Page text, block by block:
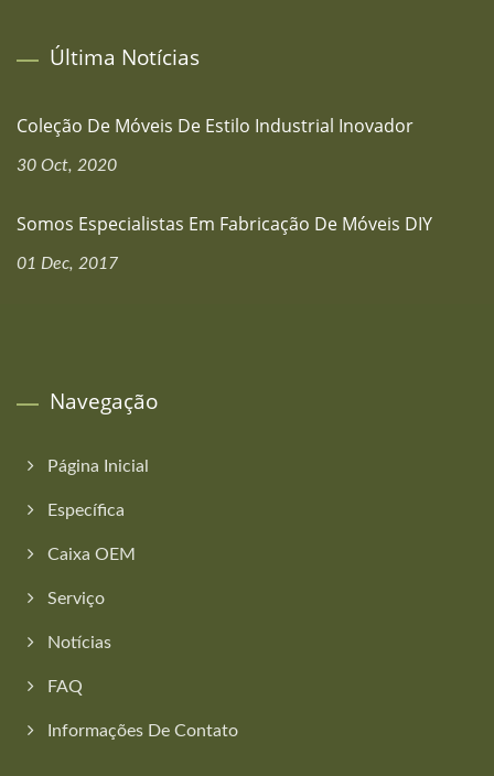
Última Notícias
Coleção De Móveis De Estilo Industrial Inovador
30 Oct, 2020
Somos Especialistas Em Fabricação De Móveis DIY
01 Dec, 2017
Navegação
Página Inicial
Específica
Caixa OEM
Serviço
Notícias
FAQ
Informações De Contato